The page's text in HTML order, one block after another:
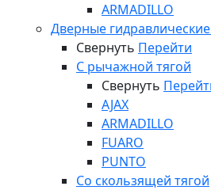
ARMADILLO
Дверные
Свернуть Перейти
С рычажной тягой
Свернуть
AJAX
ARMADILLO
FUARO
PUNTO
Со скользящей тягой